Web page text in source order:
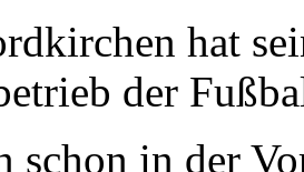
hat
der
schon in der